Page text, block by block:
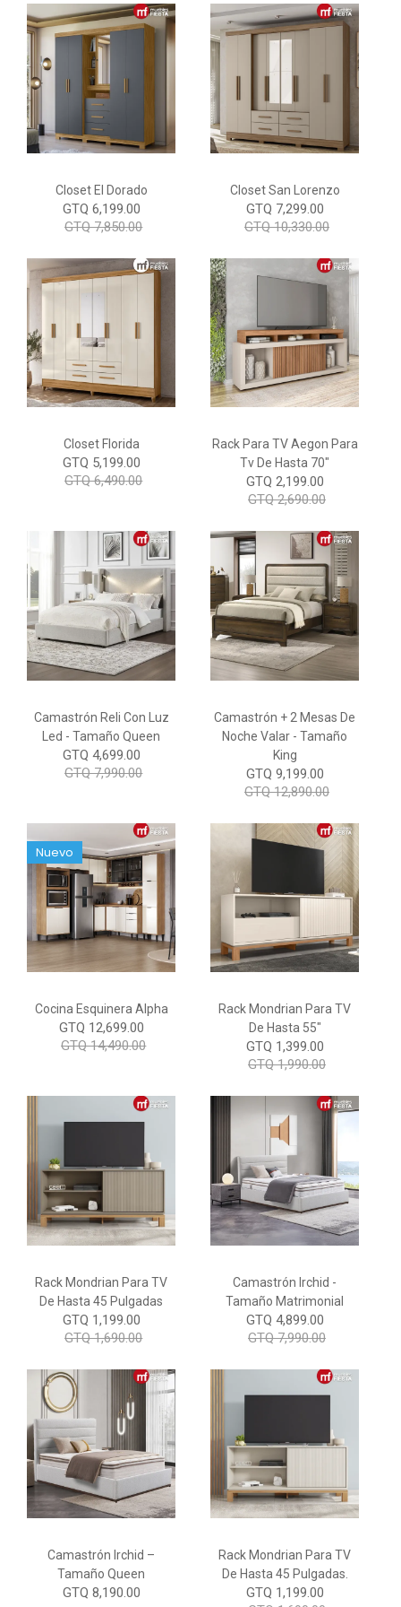
Closet El Dorado
GTQ 6,199.00
GTQ 7,850.00
Closet San Lorenzo
GTQ 7,299.00
GTQ 10,330.00
Closet Florida
GTQ 5,199.00
GTQ 6,490.00
Rack Para TV Aegon Para
Tv De Hasta 70"
GTQ 2,199.00
GTQ 2,690.00
Camastrón Reli Con Luz
Led - Tamaño Queen
GTQ 4,699.00
GTQ 7,990.00
Camastrón + 2 Mesas De
Noche Valar - Tamaño
King
GTQ 9,199.00
GTQ 12,890.00
Cocina Esquinera Alpha
Nuevo
GTQ 12,699.00
GTQ 14,490.00
Rack Mondrian Para TV
De Hasta 55"
GTQ 1,399.00
GTQ 1,990.00
Rack Mondrian Para TV
De Hasta 45 Pulgadas
GTQ 1,199.00
GTQ 1,690.00
Camastrón Irchid -
Tamaño Matrimonial
GTQ 4,899.00
GTQ 7,990.00
Camastrón Irchid –
Tamaño Queen
GTQ 8,190.00
Rack Mondrian Para TV
De Hasta 45 Pulgadas.
GTQ 1,199.00